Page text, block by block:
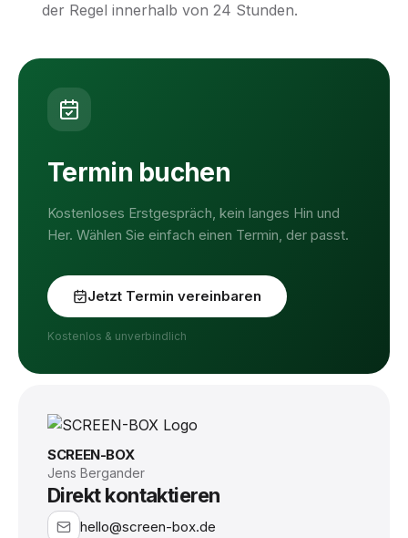
der Regel innerhalb von 24 Stunden.
Termin buchen
Kostenloses Erstgespräch, kein langes Hin und
Her. Wählen Sie einfach einen Termin, der passt.
Jetzt Termin vereinbaren
Kostenlos & unverbindlich
SCREEN-BOX
Jens Bergander
Direkt kontaktieren
hello@screen-box.de